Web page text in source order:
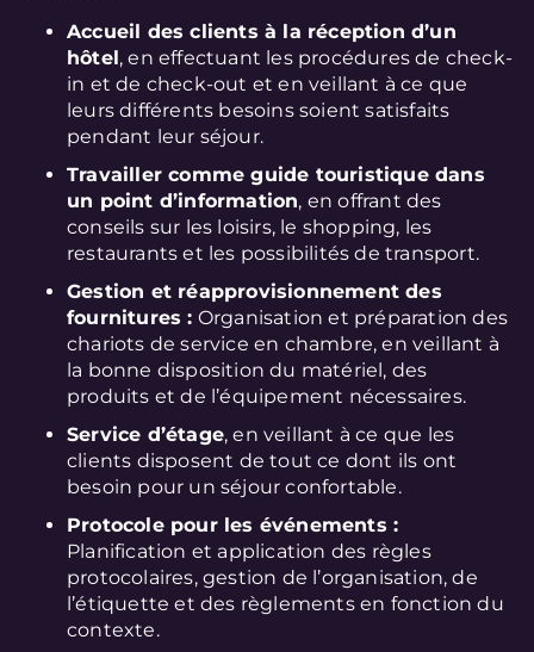
Accueil des clients à la réception d’un
hôtel, en effectuant les procédures de check-
in et de check-out et en veillant à ce que
leurs différents besoins soient satisfaits
pendant leur séjour.
Travailler comme guide touristique dans
un point d’information, en offrant des
conseils sur les loisirs, le shopping, les
restaurants et les possibilités de transport.
Gestion et réapprovisionnement des
fournitures : Organisation et préparation des
chariots de service en chambre, en veillant à
la bonne disposition du matériel, des
produits et de l’équipement nécessaires.
Service d’étage, en veillant à ce que les
clients disposent de tout ce dont ils ont
besoin pour un séjour confortable.
Protocole pour les événements :
Planification et application des règles
protocolaires, gestion de l’organisation, de
l’étiquette et des règlements en fonction du
contexte.